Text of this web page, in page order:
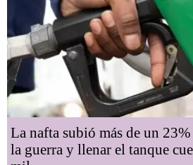
La nafta subió más de un
la guerra y llenar el tanque